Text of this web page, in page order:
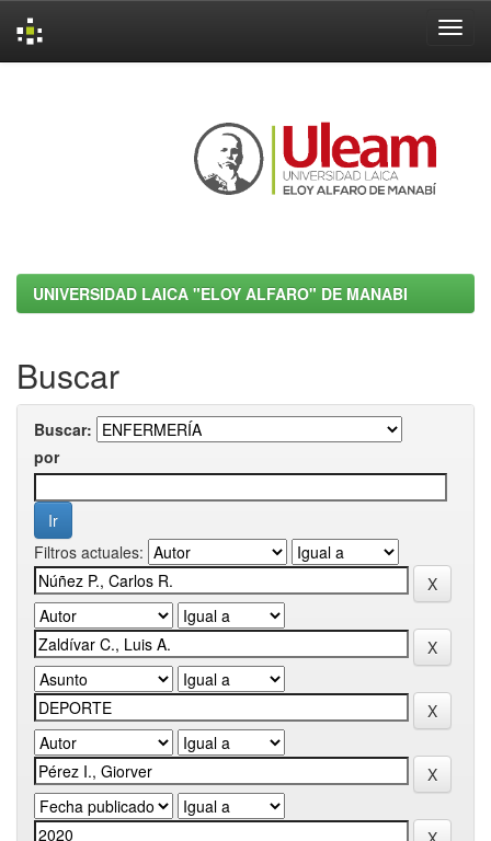
UNIVERSIDAD LAICA "ELOY ALFARO" DE MANABI
Buscar
Buscar:
por
Filtros actuales: